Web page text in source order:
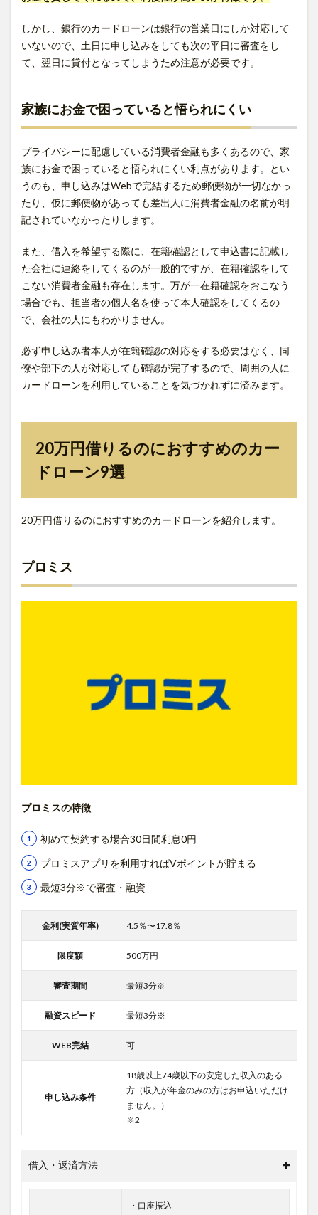
しかし、銀行のカードローンは銀行の営業日にしか対応して
いないので、土日に申し込みをしても次の平日に審査をし
て、翌日に貸付となってしまうため注意が必要です。
家族にお金で困っていると悟られにくい
プライバシーに配慮している消費者金融も多くあるので、家
族にお金で困っていると悟られにくい利点があります。とい
うのも、申し込みはWebで完結するため郵便物が一切なかっ
たり、仮に郵便物があっても差出人に消費者金融の名前が明
記されていなかったりします。
また、借入を希望する際に、在籍確認として申込書に記載し
た会社に連絡をしてくるのが一般的ですが、在籍確認をして
こない消費者金融も存在します。万が一在籍確認をおこなう
場合でも、担当者の個人名を使って本人確認をしてくるの
で、会社の人にもわかりません。
必ず申し込み者本人が在籍確認の対応をする必要はなく、同
僚や部下の人が対応しても確認が完了するので、周囲の人に
カードローンを利用していることを気づかれずに済みます。
20万円借りるのにおすすめのカー
ドローン9選
20万円借りるのにおすすめのカードローンを紹介します。
プロミス
プロミスの特徴
初めて契約する場合30日間利息0円
プロミスアプリを利用すればVポイントが貯まる
最短3分※で審査・融資
金利(実質年率) 4.5％〜17.8％
限度額 500万円
審査期間 最短3分※
融資スピード 最短3分※
WEB完結 可
申し込み条件
18歳以上74歳以下の安定した収入のある
方（収入が年金のみの方はお申込いただけ
ません。）
※2
借入・返済方法
・口座振込